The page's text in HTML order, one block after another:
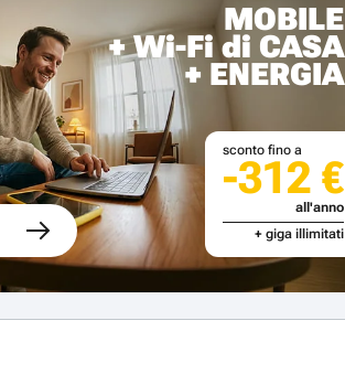
MOBILE
+ Wi-Fi di CASA
+ ENERGIA
sconto fino a
-312 €
all'anno
+ giga illimitati